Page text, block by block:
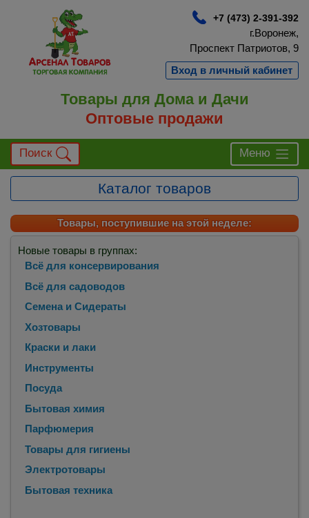
+7 (473) 2-391-392
г.Воронеж,
Проспект Патриотов, 9
Вход в личный кабинет
Товары для Дома и Дачи
Оптовые продажи
Поиск Меню
Каталог товаров
Товары, поступившие на этой неделе:
Новые товары в группах:
Всё для консервирования
Всё для садоводов
Семена и Сидераты
Хозтовары
Краски и лаки
Инструменты
Посуда
Бытовая химия
Парфюмерия
Товары для гигиены
Электротовары
Бытовая техника